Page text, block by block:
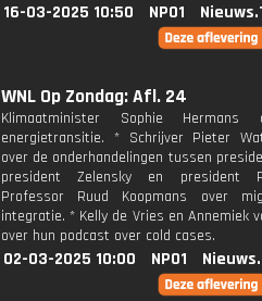
16-03-2025 10:50 NPO1
WNL Op Zondag: Afl. 24
Klimaatminister Sophie
energietransitie. * Schrijver Pieter
over de onderhandelingen tussen
president Zelensky en president
Professor Ruud Koopmans over
integratie. * Kelly de Vries en Annemiek
over hun podcast over cold cases.
02-03-2025 10:00 NPO1